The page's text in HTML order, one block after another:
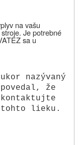
na vašu
Je potrebné
sa u
nazývaný
že
lieku.